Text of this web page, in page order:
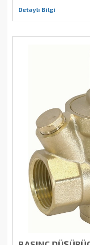
Detaylı Bilgi